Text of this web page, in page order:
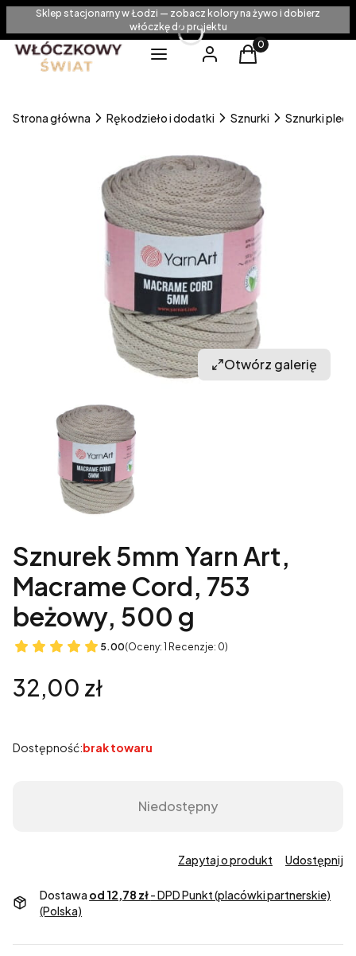
Sklep stacjonarny w Łodzi — zobacz kolory na żywo i dobierz
włóczkę do projektu
Menu
Zaloguj sięProdukty w
Koszyk
Strona główna Rękodzieło i dodatki Sznurki Sznurki
Otwórz galerię
Sznurek 5mm Yarn Art,
Macrame Cord, 753
beżowy, 500 g
5.00(Oceny: 1 Recenzje: 0)
Cena
32,00 zł
Dostępność:brak towaru
Niedostępny
Zapytaj o produkt Udostępnij
Dostawa od 12,78 zł- DPD Punkt (placówki partnerskie)
(Polska)